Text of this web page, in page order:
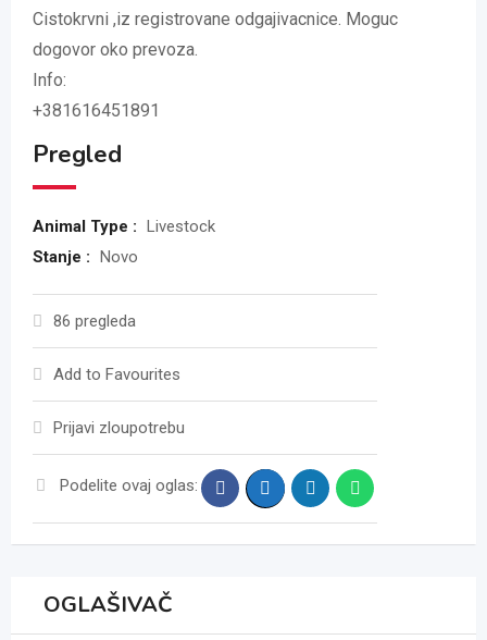
Cistokrvni ,iz registrovane odgajivacnice. Moguc
dogovor oko prevoza.
Info:
+381616451891
Pregled
Animal Type : Livestock
Stanje : Novo
86 pregleda
Add to Favourites
Prijavi zloupotrebu
Podelite ovaj oglas:
OGLAŠIVAČ